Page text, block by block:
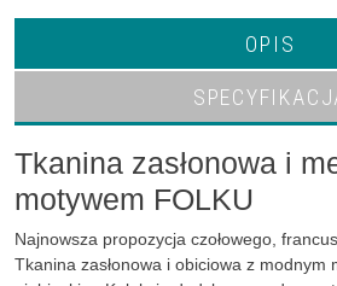
OPIS
Tkanina zasłonowa i
motywem FOLKU
Najnowsza propozycja czołowego,
Tkanina zasłonowa i obiciowa z modnym